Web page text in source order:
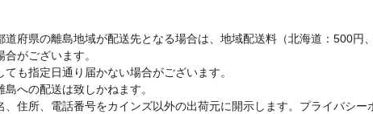
道府県の離島地域が配送先となる場合は、地域配送料（北海道：500
がございます。
も指定日通り届かない場合がございます。
への配送は致しかねます。
住所、電話番号をカインズ以外の出荷元に開示します。プライバシー